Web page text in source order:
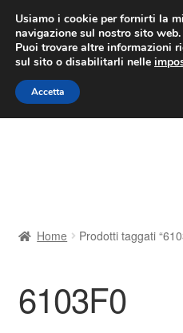
Lun-Ven 9:00 -
Vai
alla
navigazione
Vai
al
contenuto
Contatto
Home Prodotti taggati
6103F0
Usiamo i cookie per fornirti la
navigazione sul nostro sito web.
Puoi trovare altre informazioni
sul sito o disabilitarli nelle
Accetta